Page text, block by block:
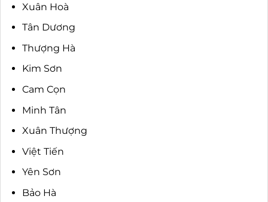
Xuân Hoà
Tân Dương
Thượng Hà
Kim Sơn
Cam Cọn
Minh Tân
Xuân Thượng
Việt Tiến
Yên Sơn
Bảo Hà